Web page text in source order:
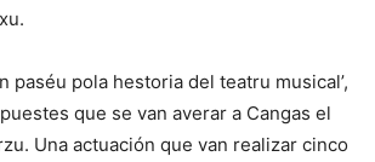
paséu pola hestoria del teatru musical’,
que se van averar a Cangas el
Una actuación que van realizar cinco